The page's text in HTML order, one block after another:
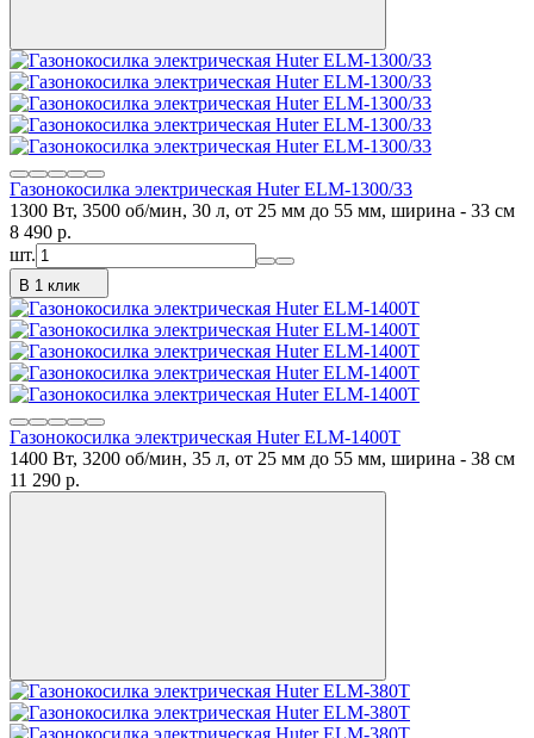
Газонокосилка электрическая Huter ELM-1300/33
1300 Вт, 3500 об/мин, 30 л, от 25 мм до 55 мм, ширина - 33 см
8 490 p.
шт.
В 1 клик
Газонокосилка электрическая Huter ELM-1400T
1400 Вт, 3200 об/мин, 35 л, от 25 мм до 55 мм, ширина - 38 см
11 290 p.